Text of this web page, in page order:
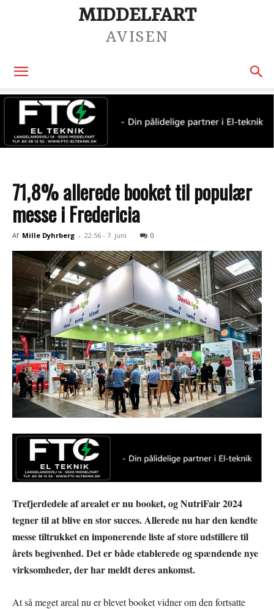
MIDDELFART
AVISEN
71,8% allerede booket til populær
messe i Fredericia
Af Mille Dyhrberg - 22:56 - 7. juni 0
Trefjerdedele af arealet er nu booket, og NutriFair 2024
tegner til at blive en stor succes. Allerede nu har den kendte
messe tiltrukket en imponerende liste af store udstillere til
årets begivenhed. Det er både etablerede og spændende nye
virksomheder, der har meldt deres ankomst.
At så meget areal nu er blevet booket vidner om den fortsatte